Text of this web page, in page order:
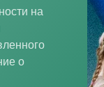
на
о